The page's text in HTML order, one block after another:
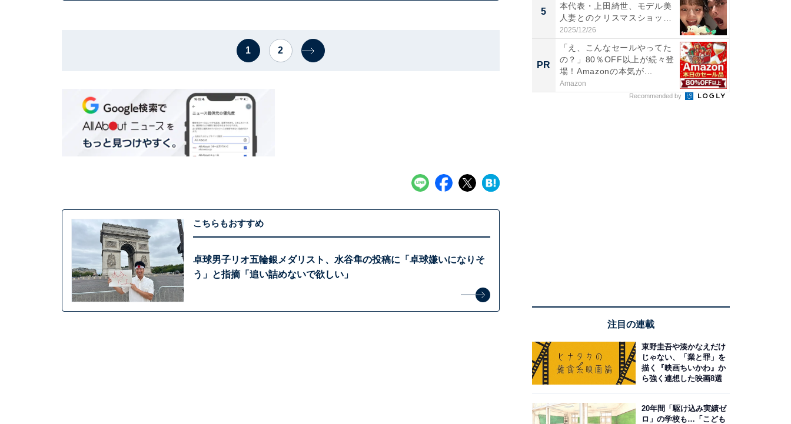
1 2
こちらもおすすめ
卓球男子リオ五輪銀メダリスト、水谷隼の投稿に「卓球嫌いになりそ
う」と指摘「追い詰めないで欲しい」
5
本代表・上田綺世、モデル美
人妻とのクリスマスショット
に...
2025/12/26
PR
「え、こんなセールやってた
の？」80％OFF以上が続々登
場！Amazonの本気が...
Amazon
Recommended by
注目の連載
東野圭吾や湊かなえだけ
じゃない、「業と罪」を
描く『映画ちいかわ』か
ら強く連想した映画8選
20年間「駆け込み実績ゼ
ロ」の学校も…「こども